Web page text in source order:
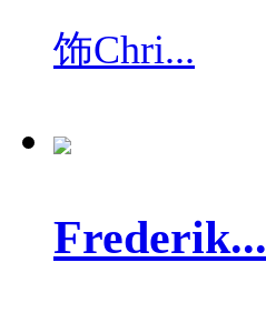
饰Chri...
Frederik...